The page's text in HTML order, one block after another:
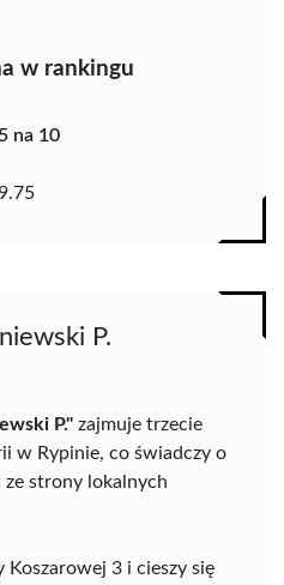
w rankingu
na 10
9.75
P.
P." zajmuje trzecie
w Rypinie, co świadczy o
strony lokalnych
Koszarowej 3 i cieszy się